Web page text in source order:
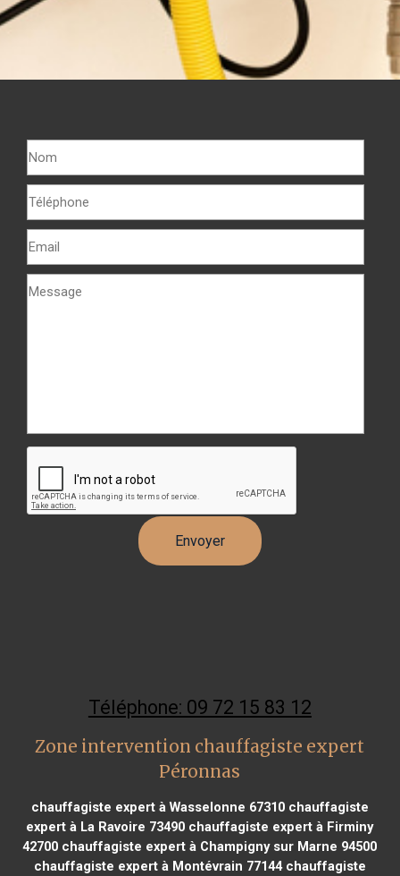
Téléphone: 09 72 15 83 12
Zone intervention chauffagiste expert
Péronnas
chauffagiste expert à Wasselonne 67310chauffagiste
expert à La Ravoire 73490 chauffagiste expert à Firminy
42700 chauffagiste expert à Champigny sur Marne 94500
chauffagiste expert à Montévrain 77144chauffagiste